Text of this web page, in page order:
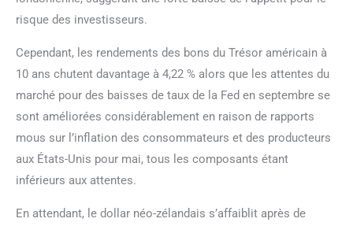
risque des investisseurs.
Cependant, les rendements des bons du Trésor américain à
10 ans chutent davantage à 4,22 % alors que les attentes du
marché pour des baisses de taux de la Fed en septembre se
sont améliorées considérablement en raison de rapports
mous sur l’inflation des consommateurs et des producteurs
aux États-Unis pour mai, tous les composants étant
inférieurs aux attentes.
En attendant, le dollar néo-zélandais s’affaiblit après de